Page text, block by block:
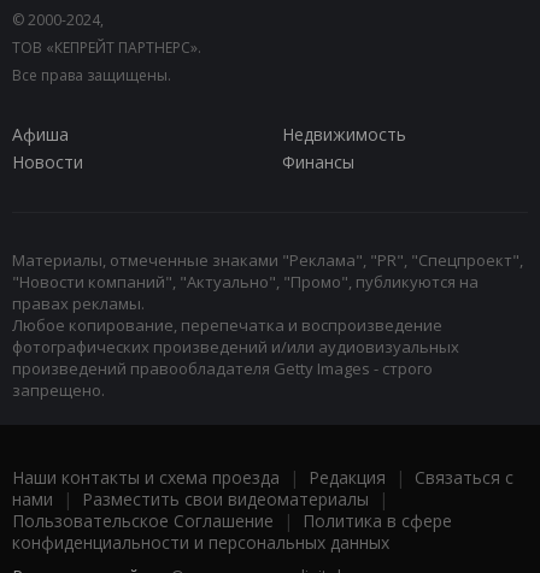
© 2000-2024,
ТОВ «КЕПРЕЙТ ПАРТНЕРС».
Все права защищены.
Афиша
Недвижимость
Новости
Финансы
Материалы, отмеченные знаками "Реклама", "PR", "Спецпроект",
"Новости компаний", "Актуально", "Промо", публикуются на
правах рекламы.
Любое копирование, перепечатка и воспроизведение
фотографических произведений и/или аудиовизуальных
произведений правообладателя Getty Images - строго
запрещено.
Наши контакты и схема проезда | Редакция | Связаться с
нами | Разместить свои видеоматериалы |
Пользовательское Соглашение |
Политика в сфере
конфиденциальности и персональных данных